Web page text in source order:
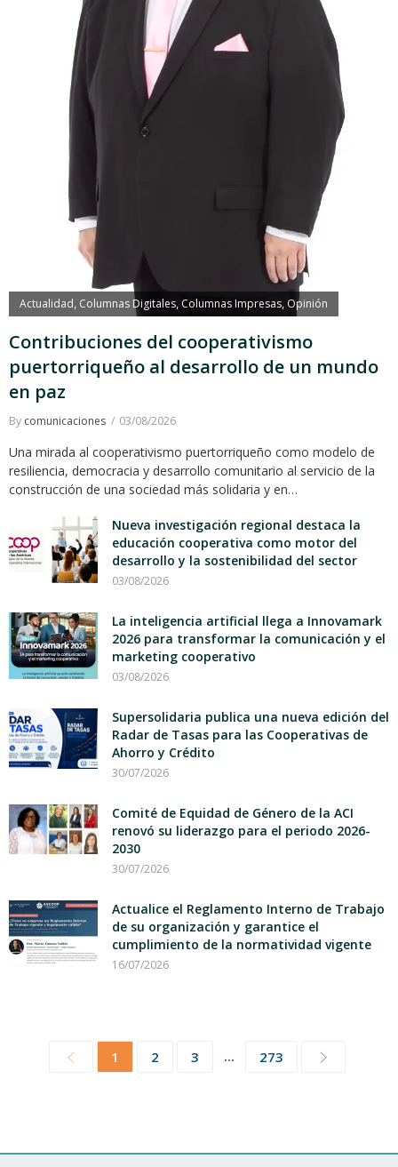
Actualidad Columnas Digitales, Columnas Impresas, Opinión
Contribuciones del cooperativismo
puertorriqueño al desarrollo de un mundo
en paz
By comunicaciones 03/08/2026
Una mirada al cooperativismo puertorriqueño como modelo de
resiliencia, democracia y desarrollo comunitario al servicio de la
construcción de una sociedad más solidaria y en…
Nueva investigación regional destaca la
educación cooperativa como motor del
desarrollo y la sostenibilidad del sector
03/08/2026
La inteligencia artificial llega a Innovamark
2026 para transformar la comunicación y el
marketing cooperativo
03/08/2026
Supersolidaria publica una nueva edición del
Radar de Tasas para las Cooperativas de
Ahorro y Crédito
30/07/2026
Comité de Equidad de Género de la ACI
renovó su liderazgo para el periodo 2026-
2030
30/07/2026
Actualice el Reglamento Interno de Trabajo
de su organización y garantice el
cumplimiento de la normatividad vigente
16/07/2026
1 2 3 ... 273